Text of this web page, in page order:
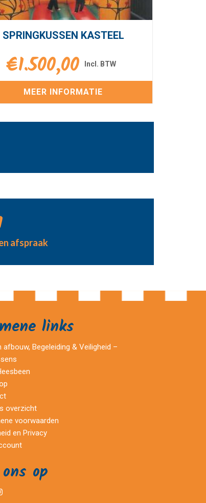
SPRINGKUSSEN KASTEEL
€1.500,00
MEER INFORMATIE
afspraak
links
afbouw, Begeleiding & Veiligheid –
overzicht
voorwaarden
en Privacy
op